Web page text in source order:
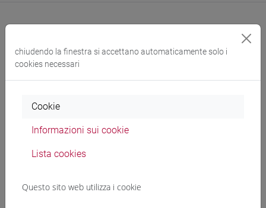
Docenti e corsi di laurea
CAIA Gabriele
Materiali didattici
chiudendo la finestra si accettano automaticamente solo i
cookies necessari
Cookie
Informazioni sui cookie
Lista cookies
Questo sito web utilizza i cookie